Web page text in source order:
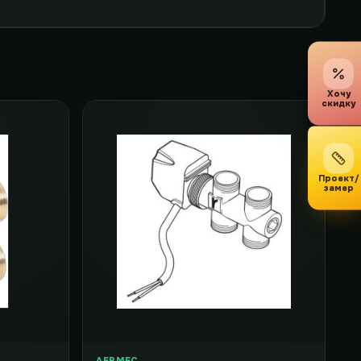
Хочу
скидку
Проект/
замер